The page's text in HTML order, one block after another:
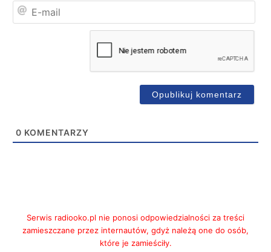
0 KOMENTARZY
Serwis radiooko.pl nie ponosi odpowiedzialności za treści
zamieszczane przez internautów, gdyż należą one do osób,
które je zamieściły.